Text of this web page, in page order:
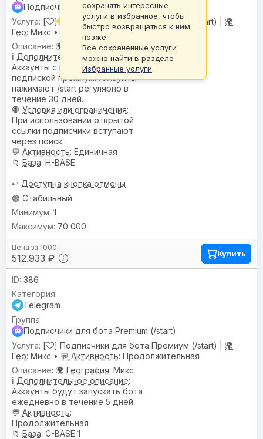
Подписчики для бота Premium (/start)
[
] Подписчики для бота Премиум (/start) | 🌍
Гео: Микс • 💬 Активность:Единичная
🌍
География: Микс
ℹ️ Дополнительное описание:
Аккаунты с месячной
подпиской премиум. Аккаунты
нажимают /start регулярно в
течение 30 дней.
🛑 Условия или ограничения:
При использовании открытой
ссылки подписчики вступают
через поиск.
💬 Активность: Единичная
📁 База: H-BASE
↩️ Доступна кнопка отмены
🟢 Стабильный
512.933 ₽
1
70 000
Купить
386
Telegram
Подписчики для бота Premium (/start)
[
] Подписчики для бота Премиум (/start) | 🌍
Гео: Микс • 💬 Активность: Продолжительная
🌍 География: Микс
ℹ️ Дополнительное описание:
Аккаунты будут запускать бота
ежедневно в течение 5 дней.
💬 Активность:
Продолжительная
📁 База: C-BASE 1
сохранять интересные
услуги в избранное, чтобы
быстро возвращаться к ним
позже.
Все сохранённые услуги
можно найти в разделе
Избранные услуги.